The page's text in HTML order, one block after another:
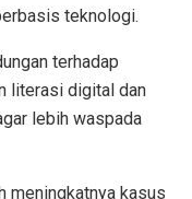
teknologi.
terhadap
literasi digital dan
lebih waspada
meningkatnya kasus